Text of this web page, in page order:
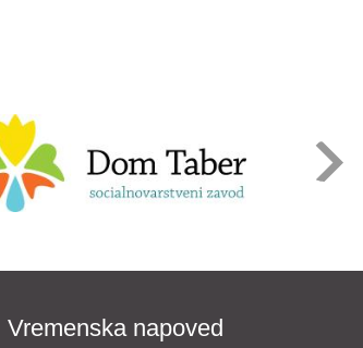
Vremenska napoved